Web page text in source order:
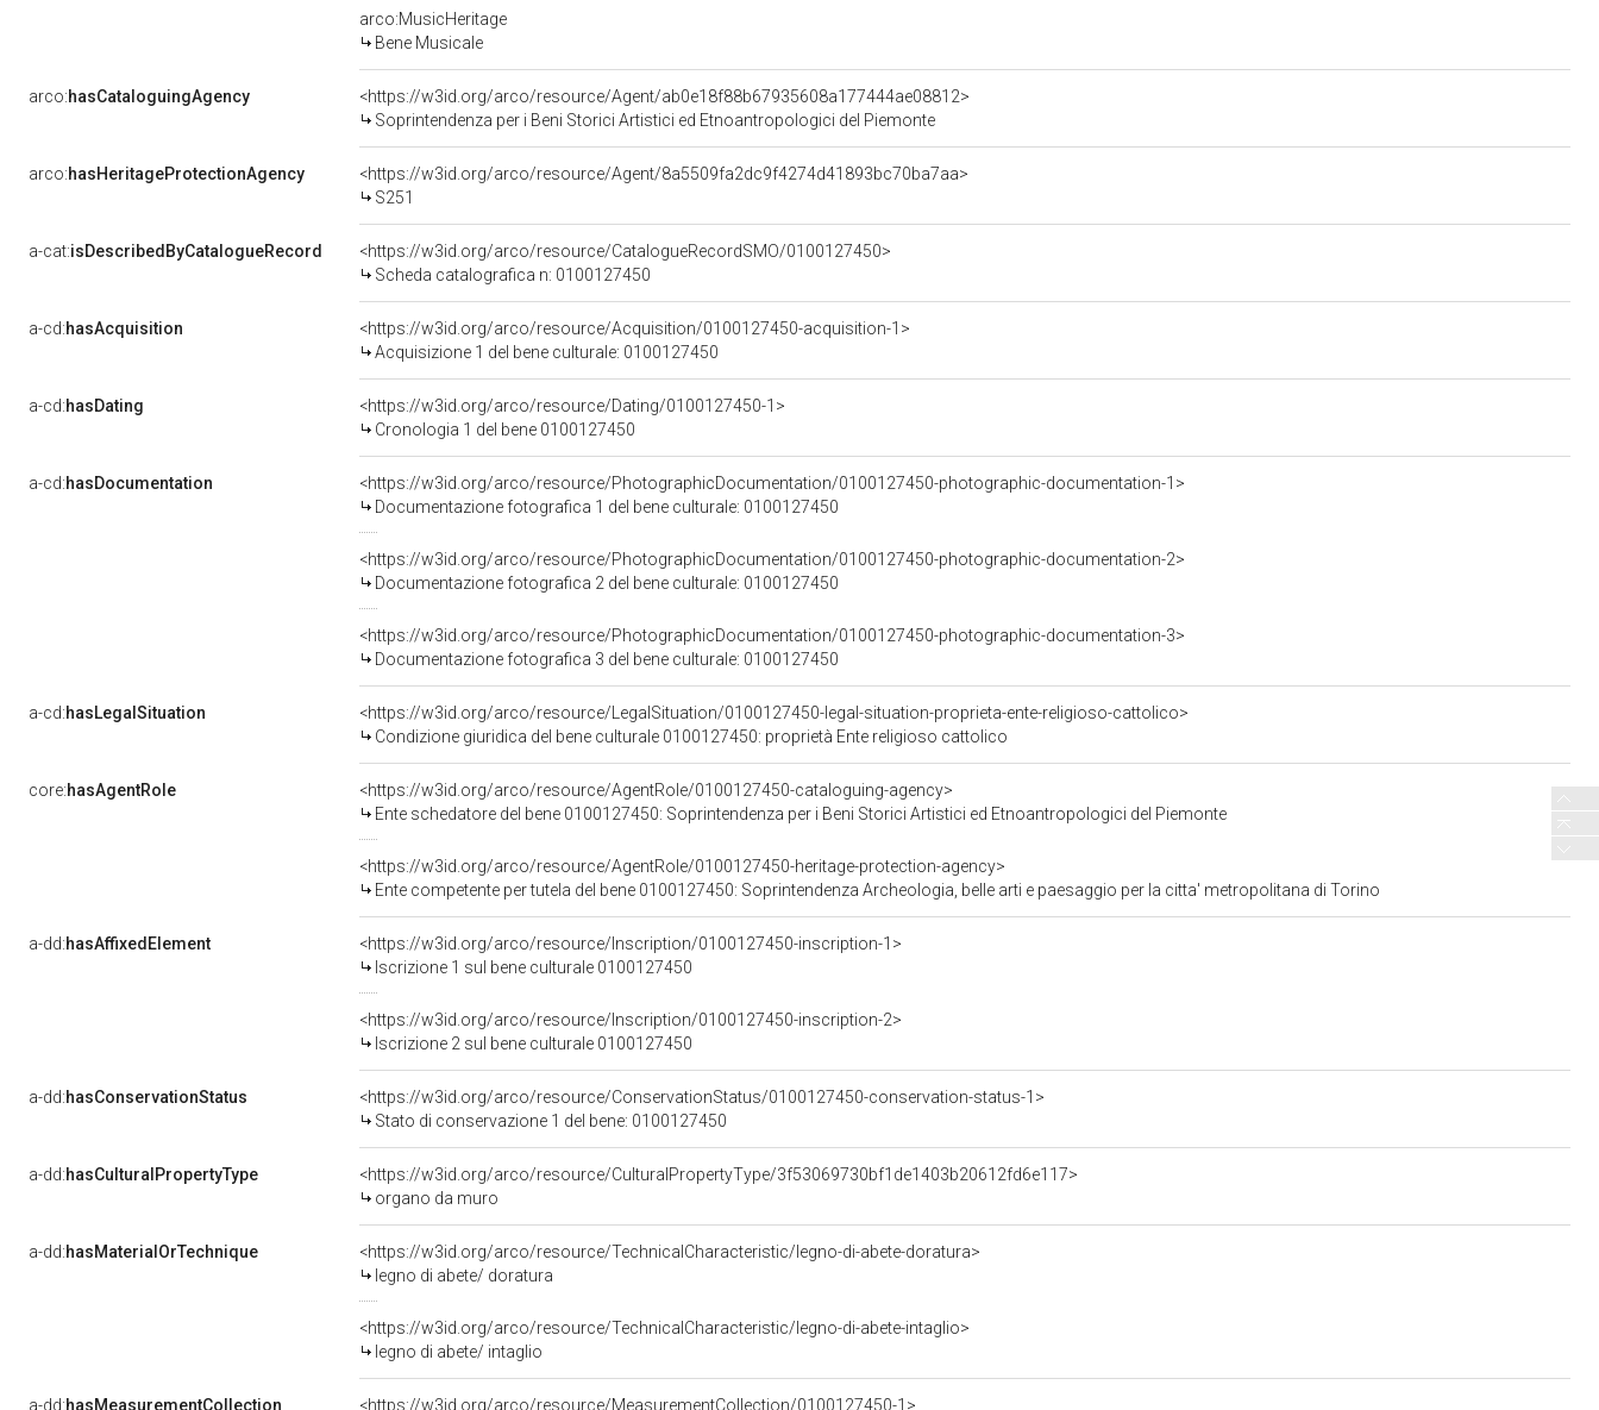
arco:MusicHeritage
Bene Musicale
arco:hasCataloguingAgency
<https://w3id.org/arco/resource/Agent/ab0e18f88b67935608a177444ae08812>
Soprintendenza per i Beni Storici Artistici ed Etnoantropologici del Piemonte
arco:hasHeritageProtectionAgency
<https://w3id.org/arco/resource/Agent/8a5509fa2dc9f4274d41893bc70ba7aa>
S251
a-cat:isDescribedByCatalogueRecord
<https://w3id.org/arco/resource/CatalogueRecordSMO/0100127450>
Scheda catalografica n: 0100127450
a-cd:hasAcquisition
<https://w3id.org/arco/resource/Acquisition/0100127450-acquisition-1>
Acquisizione 1 del bene culturale: 0100127450
a-cd:hasDating
<https://w3id.org/arco/resource/Dating/0100127450-1>
Cronologia 1 del bene 0100127450
a-cd:hasDocumentation
<https://w3id.org/arco/resource/PhotographicDocumentation/0100127450-photographic-documentation-1>
Documentazione fotografica 1 del bene culturale: 0100127450
<https://w3id.org/arco/resource/PhotographicDocumentation/0100127450-photographic-documentation-2>
Documentazione fotografica 2 del bene culturale: 0100127450
<https://w3id.org/arco/resource/PhotographicDocumentation/0100127450-photographic-documentation-3>
Documentazione fotografica 3 del bene culturale: 0100127450
a-cd:hasLegalSituation
<https://w3id.org/arco/resource/LegalSituation/0100127450-legal-situation-proprieta-ente-religioso-cattolico>
Condizione giuridica del bene culturale 0100127450: proprietà Ente religioso cattolico
core:hasAgentRole
<https://w3id.org/arco/resource/AgentRole/0100127450-cataloguing-agency>
Ente schedatore del bene 0100127450: Soprintendenza per i Beni Storici Artistici ed Etnoantropologici del Piemonte
<https://w3id.org/arco/resource/AgentRole/0100127450-heritage-protection-agency>
Ente competente per tutela del bene 0100127450: Soprintendenza Archeologia, belle arti e paesaggio per la citta' metropolitana di Torino
a-dd:hasAffixedElement
<https://w3id.org/arco/resource/Inscription/0100127450-inscription-1>
Iscrizione 1 sul bene culturale 0100127450
<https://w3id.org/arco/resource/Inscription/0100127450-inscription-2>
Iscrizione 2 sul bene culturale 0100127450
a-dd:hasConservationStatus
<https://w3id.org/arco/resource/ConservationStatus/0100127450-conservation-status-1>
Stato di conservazione 1 del bene: 0100127450
a-dd:hasCulturalPropertyType
<https://w3id.org/arco/resource/CulturalPropertyType/3f53069730bf1de1403b20612fd6e117>
organo da muro
a-dd:hasMaterialOrTechnique
<https://w3id.org/arco/resource/TechnicalCharacteristic/legno-di-abete-doratura>
legno di abete/ doratura
<https://w3id.org/arco/resource/TechnicalCharacteristic/legno-di-abete-intaglio>
legno di abete/ intaglio
a-dd:hasMeasurementCollection
<https://w3id.org/arco/resource/MeasurementCollection/0100127450-1>